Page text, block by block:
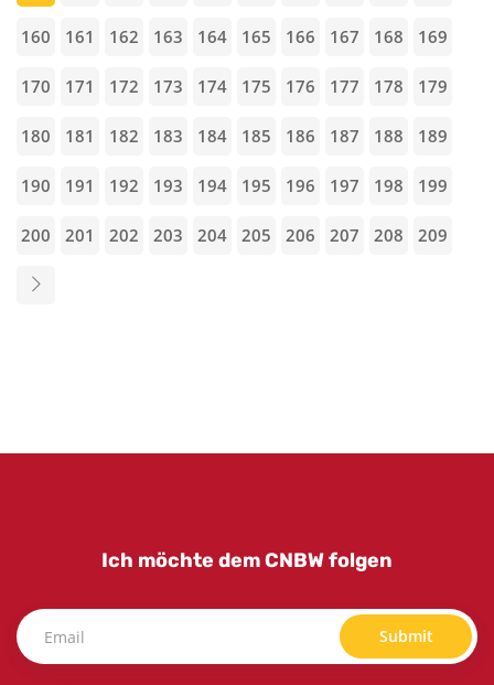
160 161 162 163 164 165 166 167 168 169
170 171 172 173 174 175 176 177 178 179
180 181 182 183 184 185 186 187 188 189
190 191 192 193 194 195 196 197 198 199
200 201 202 203 204 205 206 207 208 209
Ich möchte dem CNBW folgen
Submit